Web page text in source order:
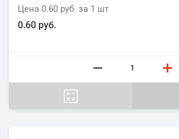
Цена 0.60 руб. за 1 шт
0.60 руб.